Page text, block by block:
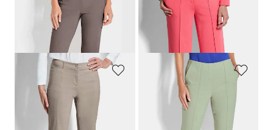
Pflegeleichte BengalinhoseCARLA
119,00 CHF169,00 CHF
GOLDNER
Jersey-Hose VERA mit Biesen
139,00 CHF
159,00 CHF
GOLDNER
Bengalinhose
LOUISA
aus Super Stretch
119,00 CHF
159,00 CHF
7/8-Bengalinhose BELLA mit Biesen
179,00 CHF